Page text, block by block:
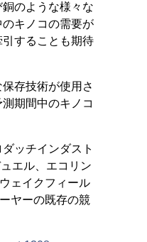
のような様々な
キノコの需要が
することも期待
存技術が使用さ
期間中のキノコ
ッチインダスト
エル、エコリン
ェイクフィール
ヤーの既存の競